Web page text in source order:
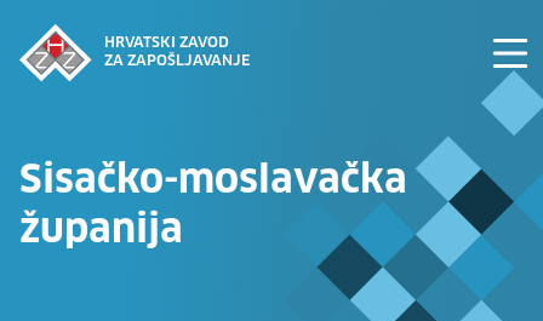
HRVATSKI ZAVOD
ZA ZAPOŠLJAVANJE
Sisačko-moslavačka
županija